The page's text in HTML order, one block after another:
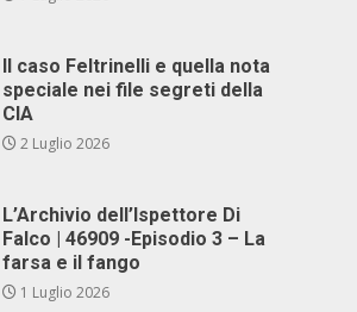
Il caso Feltrinelli e quella nota
speciale nei file segreti della
CIA
2 Luglio 2026
L’Archivio dell’Ispettore Di
Falco | 46909 -Episodio 3 – La
farsa e il fango
1 Luglio 2026